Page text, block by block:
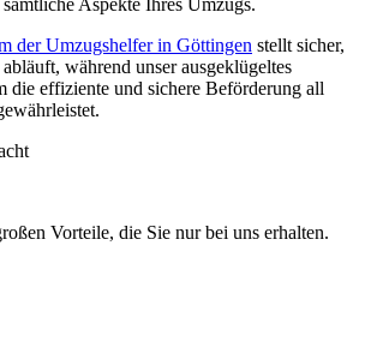
Aspekte Ihres Umzugs.
der Umzugshelfer in Göttingen stellt sicher,
während unser ausgeklügeltes
die effiziente und sichere Beförderung all
Vorteile, die Sie nur bei uns erhalten.